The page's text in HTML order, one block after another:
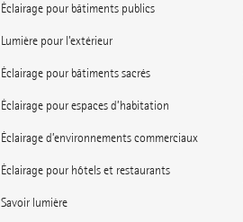
Éclairage pour bâtiments publics
Lumière pour l’extérieur
Éclairage pour bâtiments sacrés
Éclairage pour espaces d’habitation
Éclairage d’environnements commerciaux
Éclairage pour hôtels et restaurants
Savoir lumière